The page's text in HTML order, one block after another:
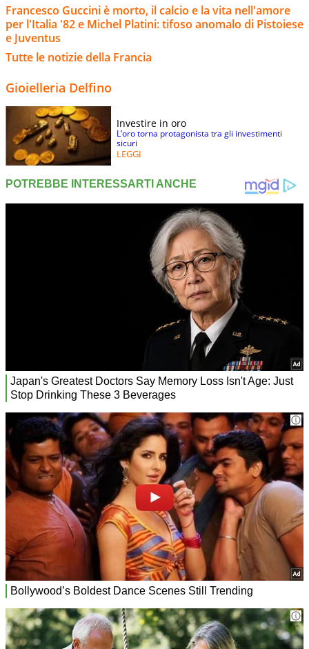
Francesco Guccini è morto, il calcio e la vita nell'amore
per l'Italia '82 e Michel Platini: tifoso anomalo di Pistoiese
e Juventus
Tutte le notizie della Francia
Gioielleria Delfino
Investire in oro
L’oro torna protagonista tra gli investimenti
sicuri
LEGGI